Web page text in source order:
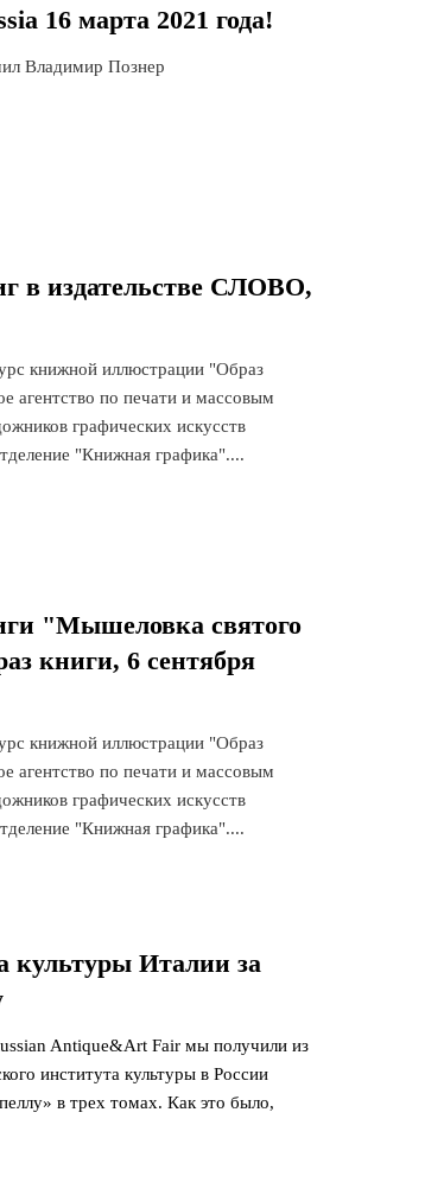
16 марта 2021 года!
Владимир Познер
в издательстве СЛОВО,
книжной иллюстрации "Образ
агентство по печати и массовым
графических искусств
"Книжная графика"....
"Мышеловка святого
книги, 6 сентября
книжной иллюстрации "Образ
агентство по печати и массовым
графических искусств
"Книжная графика"....
культуры Италии за
Antique&Art Fair мы получили из
института культуры в России
в трех томах. Как это было,